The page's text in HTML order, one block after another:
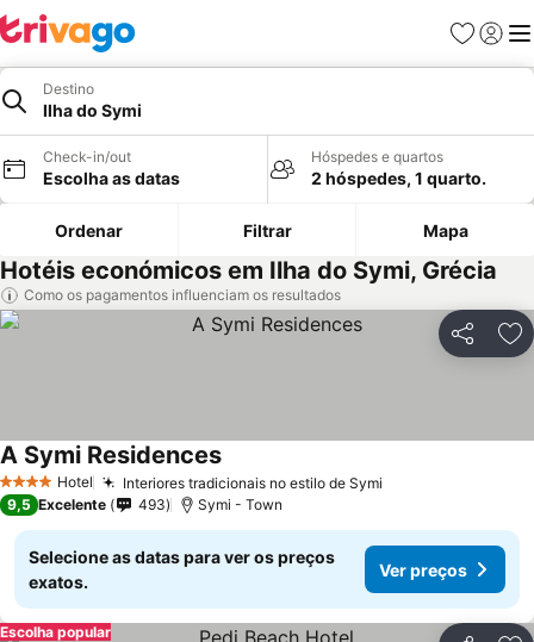
Favoritos
Iniciar
Destino
Ilha do Symi
Check-in/out
Escolha as datas
Hóspedes e quartos
2 hóspedes, 1 quarto.
Ordenar Filtrar Mapa
Hotéis económicos em Ilha do Symi, Grécia
Como os pagamentos influenciam os resultados
Partilhar
4 EstrelasHotel Interiores tradicionais no estilo de Symi
A Symi Residences
9,5 Excelente 493 Symi - Town
Selecione as datas para ver os preços
exatos.
Ver preços
Escolha popular